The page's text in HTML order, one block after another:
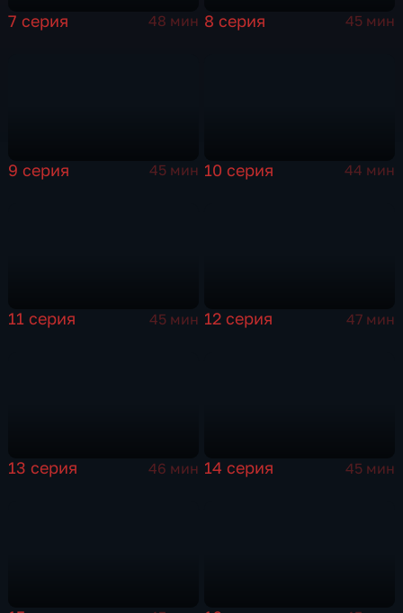
7 серия 48 мин 8 серия 45 мин
9 серия 45 мин 10 серия 44 мин
11 серия 45 мин 12 серия 47 мин
13 серия 46 мин 14 серия 45 мин